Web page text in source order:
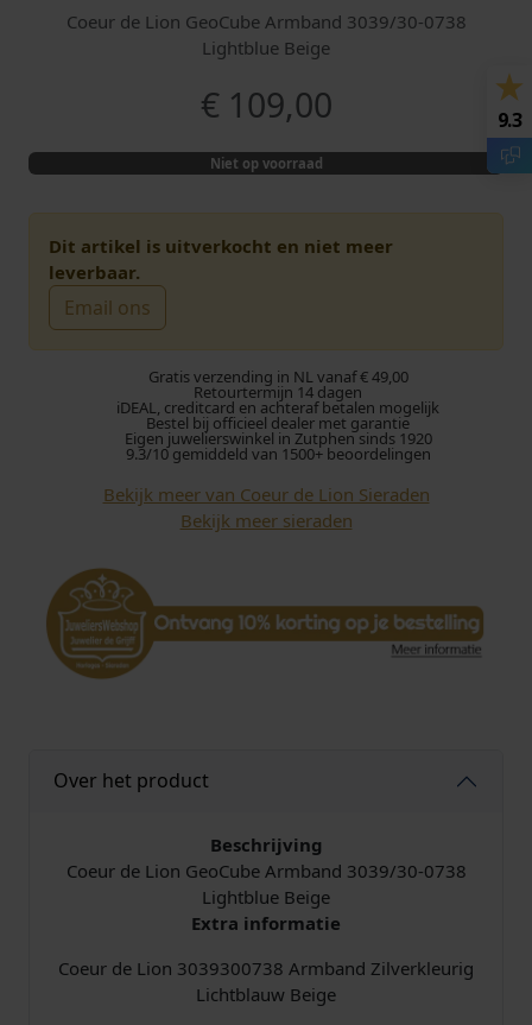
Coeur de Lion GeoCube Armband 3039/30-0738
Lightblue Beige
€109,00
Niet op voorraad
Dit artikel is uitverkocht en niet meer
leverbaar.
Email ons
Gratis verzending in NL vanaf € 49,00
Retourtermijn 14 dagen
iDEAL, creditcard en achteraf betalen mogelijk
Bestel bij officieel dealer met garantie
Eigen juwelierswinkel in Zutphen sinds 1920
9.3/10 gemiddeld van 1500+ beoordelingen
Bekijk meer van Coeur de Lion Sieraden
Bekijk meer sieraden
Over het product
Beschrijving
Coeur de Lion GeoCube Armband 3039/30-0738
Lightblue Beige
Extra informatie
Coeur de Lion 3039300738 Armband Zilverkleurig
Lichtblauw Beige
9.3